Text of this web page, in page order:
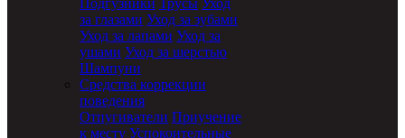
Подгузники Трусы Уход
за глазами Уход за зубами
Уход за лапами Уход за
ушами Уход за шерстью
Шампуни
Средства коррекции
поведения
Отпугиватели Приучение
к месту Успокоительные